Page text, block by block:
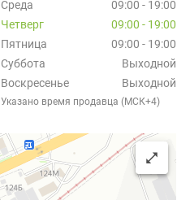
Среда
09:00 - 19:00
Четверг
09:00 - 19:00
Пятница
09:00 - 19:00
Суббота
Выходной
Воскресенье
Выходной
Указано время продавца (МСК+4)